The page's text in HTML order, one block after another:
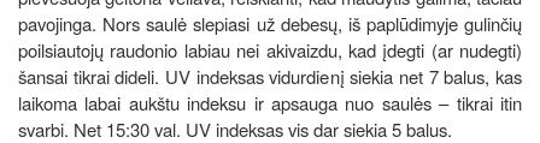
pavojinga. Nors saulė slepiasi už debesų, iš paplūdimyje gulinčių
poilsiautojų raudonio labiau nei akivaizdu, kad įdegti (ar nudegti)
šansai tikrai dideli. UV indeksas vidurdienį siekia net 7 balus, kas
laikoma labai aukštu indeksu ir apsauga nuo saulės – tikrai itin
svarbi. Net 15:30 val. UV indeksas vis dar siekia 5 balus.